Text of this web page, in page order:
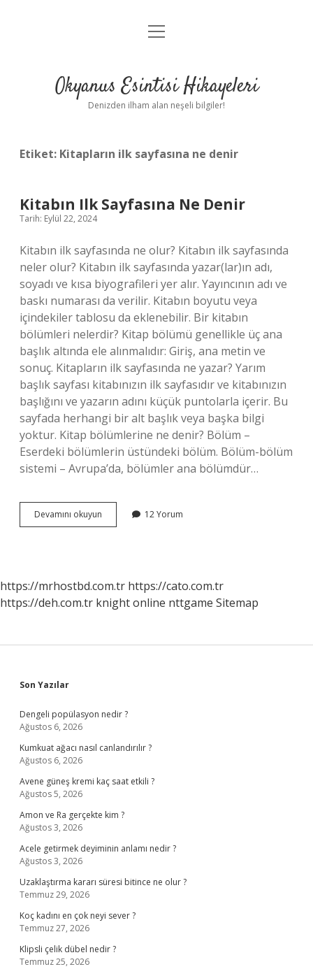
Anasayfa
Yasal Uyarı
menüyü
Okyanus Esintisi Hikayeleri
Denizden ilham alan neşeli bilgiler!
Etiket: Kitapların ilk sayfasına ne denir
Kitabın Ilk Sayfasına Ne Denir
Tarih: Eylül 22, 2024
Kitabın ilk sayfasında ne olur? Kitabın ilk sayfasında
neler olur? Kitabın ilk sayfasında yazar(lar)ın adı,
soyadı ve kısa biyografileri yer alır. Yayıncının adı ve
baskı numarası da verilir. Kitabın boyutu veya
içindekiler tablosu da eklenebilir. Bir kitabın
bölümleri nelerdir? Kitap bölümü genellikle üç ana
başlık altında ele alınmalıdır: Giriş, ana metin ve
sonuç. Kitapların ilk sayfasında ne yazar? Yarım
başlık sayfası kitabınızın ilk sayfasıdır ve kitabınızın
başlığını ve yazarın adını küçük puntolarla içerir. Bu
sayfada herhangi bir alt başlık veya başka bilgi
yoktur. Kitap bölümlerine ne denir? Bölüm –
Eserdeki bölümlerin üstündeki bölüm. Bölüm-bölüm
sistemi – Avrupa’da, bölümler ana bölümdür…
Devamını okuyun
Ilk
12 Yorum
https://mrhostbd.com.tr https://cato.com.tr
https://deh.com.tr knight online nttgame Sitemap
Sidebar
Son Yazılar
Dengeli popülasyon nedir ?
Ağustos 6, 2026
Kumkuat ağacı nasıl canlandırılır ?
Ağustos 6, 2026
Avene güneş kremi kaç saat etkili ?
Ağustos 5, 2026
Amon ve Ra gerçekte kim ?
Ağustos 3, 2026
Acele getirmek deyiminin anlamı nedir ?
Ağustos 3, 2026
Uzaklaştırma kararı süresi bitince ne olur ?
Temmuz 29, 2026
Koç kadını en çok neyi sever ?
Temmuz 27, 2026
Klipsli çelik dübel nedir ?
Temmuz 25, 2026